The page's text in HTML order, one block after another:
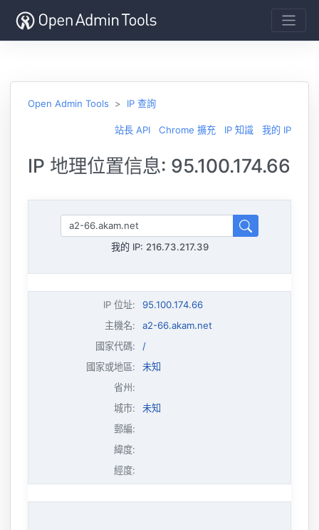
Open Admin Tools IP 查詢
站長 API Chrome 擴充 IP 知識 我的 IP
IP 地理位置信息: 95.100.174.66
我的 IP: 216.73.217.39
IP 位址:
95.100.174.66
主機名:
a2-66.akam.net
國家代碼:
/
國家或地區:
未知
省州:
城市:
未知
郵編:
緯度:
經度: